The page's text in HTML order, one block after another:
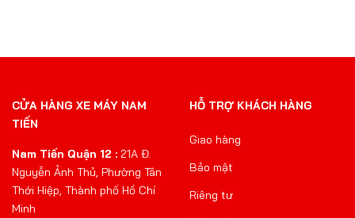
CỬA HÀNG XE MÁY NAM
TIẾN
Nam Tiến Quận 12 : 21A Đ.
Nguyễn Ảnh Thủ, Phường Tân
Thới Hiệp, Thành phố Hồ Chí
Minh
HỖ TRỢ KHÁCH HÀNG
Giao hàng
Bảo mật
Riêng tư